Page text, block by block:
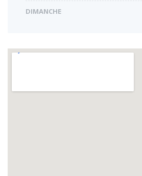
DIMANCHE